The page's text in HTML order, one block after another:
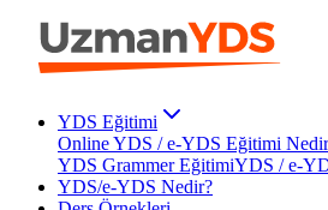
YDS Eğitimi
Online YDS / e-YDS Eğitimi
YDS Grammer EğitimiYDS / e-
YDS/e-YDS Nedir?